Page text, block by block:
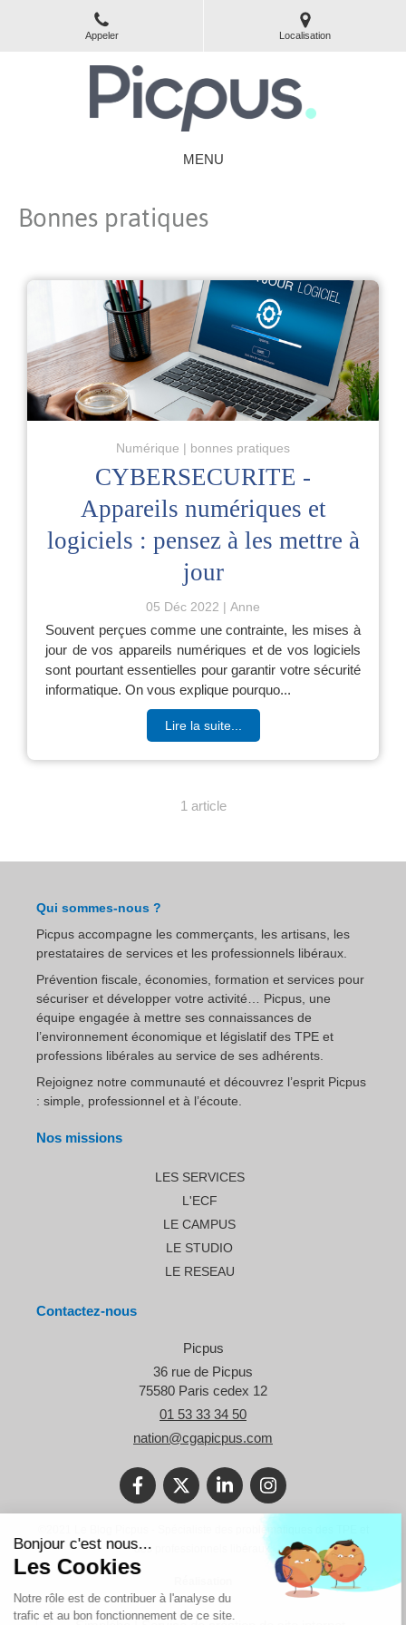
Appeler Localisation
MENU
Bonnes pratiques
Numérique bonnes pratiques
CYBERSECURITE -
Appareils numériques et
logiciels : pensez à les mettre à
jour
05 Déc 2022 Anne
Souvent perçues comme une contrainte, les mises à
jour de vos appareils numériques et de vos logiciels
sont pourtant essentielles pour garantir votre sécurité
informatique. On vous explique pourquo...
Lire la suite...
1 article
Qui sommes-nous ?
Picpus accompagne les commerçants, les artisans, les
prestataires de services et les professionnels libéraux.
Prévention fiscale, économies, formation et services pour
sécuriser et développer votre activité… Picpus, une
équipe engagée à mettre ses connaissances de
l’environnement économique et législatif des TPE et
professions libérales au service de ses adhérents.
Rejoignez notre communauté et découvrez l’esprit Picpus
: simple, professionnel et à l’écoute.
Nos missions
LES SERVICES
L'ECF
LE CAMPUS
LE STUDIO
LE RESEAU
Contactez-nous
Picpus
36 rue de Picpus
75580 Paris cedex 12
01 53 33 34 50
nation@cgapicpus.com
des professionnels libéraux.
Continuer sans accepter
Bonjour c'est nous...
Les Cookies
Notre rôle est de contribuer à l'analyse du
trafic et au bon fonctionnement de ce site.